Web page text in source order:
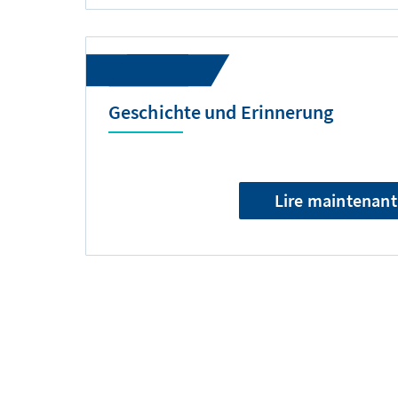
Geschichte und Erinnerung
Lire maintenant